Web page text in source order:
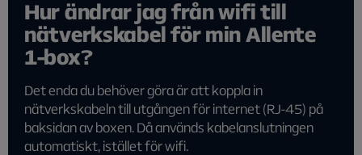
Hur ändrar jag från wifi till
nätverkskabel för min Allente
1-box?
Det enda du behöver göra är att koppla in
nätverkskabeln till utgången för internet (RJ-45) på
baksidan av boxen. Då används kabelanslutningen
automatiskt, istället för wifi.